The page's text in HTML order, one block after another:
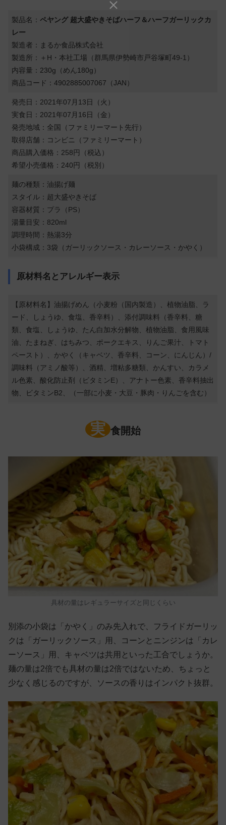
製品名：ペヤング 超大盛やきそばハーフ＆ハーフガーリックカ
レー
製造者：まるか食品株式会社
製造所：＋H・本社工場（群馬県伊勢崎市戸谷塚町49-1）
内容量：230g（めん180g）
商品コード：4902885007067（JAN）
発売日：2021年07月13日（火）
実食日：2021年07月16日（金）
発売地域：全国（ファミリーマート先行）
取得店舗：コンビニ（ファミリーマート）
商品購入価格：258円（税込）
希望小売価格：240円（税別）
麺の種類：油揚げ麺
スタイル：超大盛やきそば
容器材質：プラ（PS）
湯量目安：820ml
調理時間：熱湯3分
小袋構成：3袋（ガーリックソース・カレーソース・かやく）
原材料名とアレルギー表示
【原材料名】油揚げめん（小麦粉（国内製造）、植物油脂、ラ
ード、しょうゆ、食塩、香辛料）、添付調味料（香辛料、糖
類、食塩、しょうゆ、たん白加水分解物、植物油脂、食用風味
油、たまねぎ、はちみつ、ポークエキス、りんご果汁、トマト
ペースト）、かやく（キャベツ、香辛料、コーン、にんじん）/
調味料（アミノ酸等）、酒精、増粘多糖類、かんすい、カラメ
ル色素、酸化防止剤（ビタミンE）、アナトー色素、香辛料抽出
物、ビタミンB2、（一部に小麦・大豆・豚肉・りんごを含む）
実 食開始
具材の量はレギュラーサイズと同じくらい
別添の小袋は「かやく」のみ先入れで、フライドガーリッ
クは「ガーリックソース」用、コーンとニンジンは「カレ
ーソース」用、キャベツは共用といった工合でしょうか。
麺の量は2倍でも具材の量は2倍ではないため、ちょっと
少なく感じるのですが、ソースの香りはインパクト抜群。